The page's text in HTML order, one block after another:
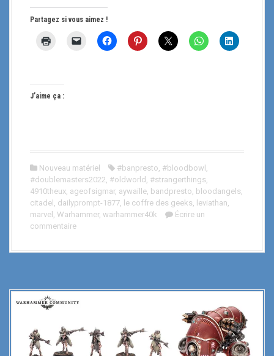
Partagez si vous aimez !
J’aime ça :
Nouveau matériel #banpresto, #bloodbowl ,
#doublemasters2022, #oldworld , #strangerthings,
4910theux, ageofsigmar, aywaille, bandpresto, bloodangels,
citadel , dailyprompt-1877, le coffre des geeks, leviathan,
marvel , Warhammer, warhammer40k
Écrire un
commentaire